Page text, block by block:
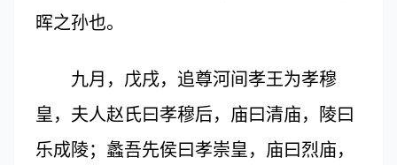
晖之孙也。
九月，戊戌，追尊河间孝王为孝穆
皇，夫人赵氏曰孝穆后，庙曰清庙，陵曰
乐成陵；蠡吾先侯曰孝崇皇，庙曰烈庙，